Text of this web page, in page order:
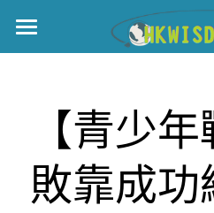
主頁
伊美戰爭
黎智英案
【青少
敗靠成功